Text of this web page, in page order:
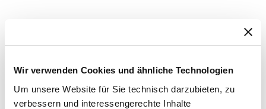
Wir verwenden Cookies und ähnliche Technologien
Um unsere Website für Sie technisch darzubieten, zu
verbessern und interessengerechte Inhalte
Fabian Reinholz
Rechtsschutz